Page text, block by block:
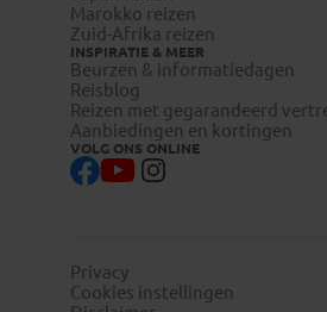
Marokko reizen
Zuid-Afrika reizen
INSPIRATIE & MEER
Beurzen & informatiedagen
Reisblog
Reizen met gegarandeerd
Aanbiedingen en kortingen
VOLG ONS ONLINE
Privacy
Cookies instellingen